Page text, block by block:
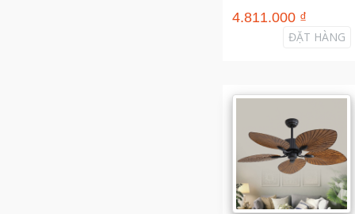
4.811.000 ₫
ĐẶT HÀNG